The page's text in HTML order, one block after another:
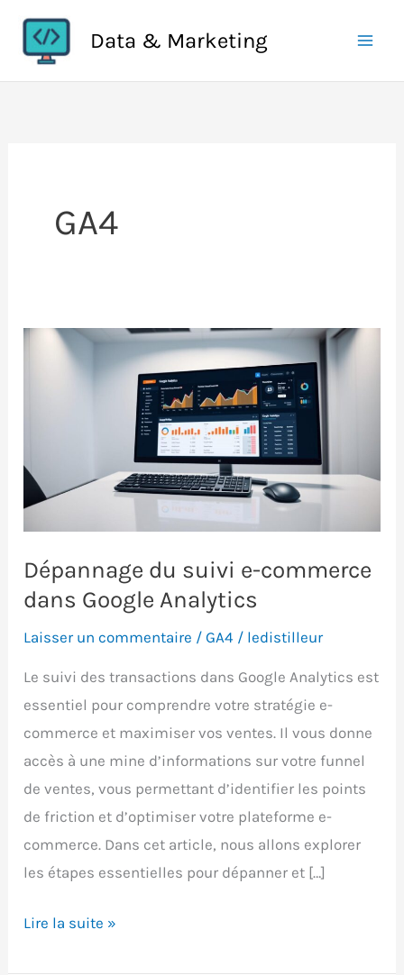
contenu
Data & Marketing
GA4
Dépannage du suivi e-commerce
dans Google Analytics
Laisser un commentaire /GA4 / ledistilleur
Le suivi des transactions dans Google Analytics est
essentiel pour comprendre votre stratégie e-
commerce et maximiser vos ventes. Il vous donne
accès à une mine d’informations sur votre funnel
de ventes, vous permettant d’identifier les points
de friction et d’optimiser votre plateforme e-
commerce. Dans cet article, nous allons explorer
les étapes essentielles pour dépanner et […]
Dépannage
Lire la suite »